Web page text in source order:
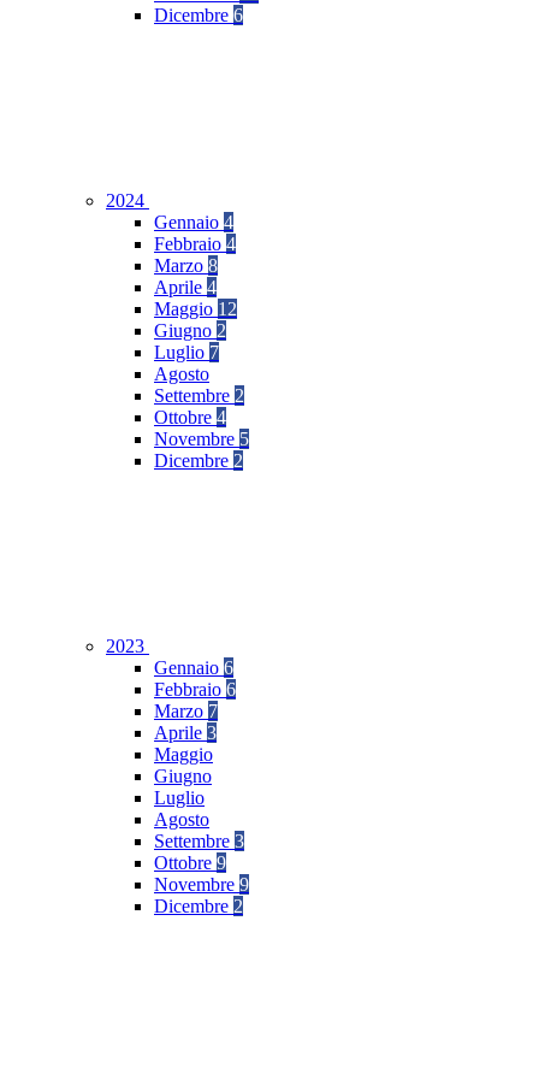
Dicembre 6
2024
Gennaio 4
Febbraio 4
Marzo 8
Aprile 4
Maggio 12
Giugno 2
Luglio 7
Agosto
Settembre 2
Ottobre 4
Novembre 5
Dicembre 2
2023
Gennaio 6
Febbraio 6
Marzo 7
Aprile 3
Maggio
Giugno
Luglio
Agosto
Settembre 3
Ottobre 9
Novembre 9
Dicembre 2